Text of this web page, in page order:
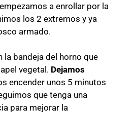
a enrollar por la
los 2 extremos y ya
armado.
la bandeja del horno que
vegetal. Dejamos
encender unos 5 minutos
que tenga una
para mejorar la